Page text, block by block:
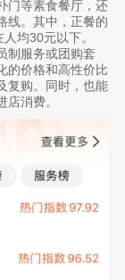
门等素食餐厅，还
线。其中，正餐的
均30元以下。
制服务或团购套
的价格和高性价比
复购。同时，也能
消费。